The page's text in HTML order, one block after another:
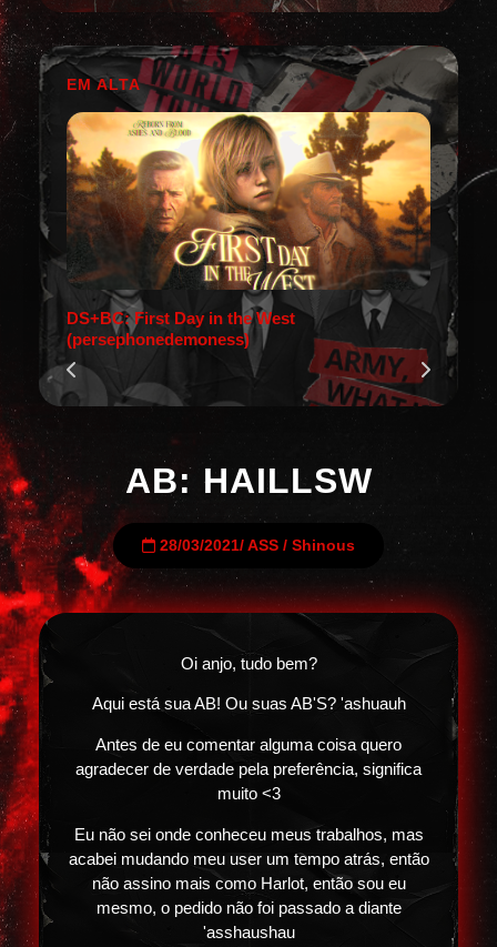
EM ALTA
DS+BC: First Day in the West
(persephonedemoness)
AB: HAILLSW
28/03/2021/ ASS / Shinous
Oi anjo, tudo bem?
Aqui está sua AB! Ou suas AB'S? 'ashuauh
Antes de eu comentar alguma coisa quero
agradecer de verdade pela preferência, significa
muito <3
Eu não sei onde conheceu meus trabalhos, mas
acabei mudando meu user um tempo atrás, então
não assino mais como Harlot, então sou eu
mesmo, o pedido não foi passado a diante
'asshaushau